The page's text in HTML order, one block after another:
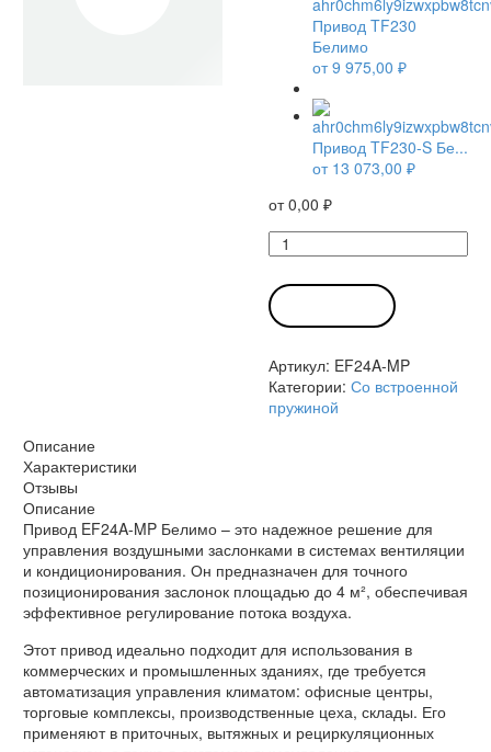
Привод TF230
Белимо
от9 975,00 ₽
Привод TF230-S Бе...
от 13 073,00 ₽
от0,00 ₽
Количество
товара
Привод
EF24A-
MP
Артикул: EF24A-MP
Категории: Со встроенной
пружиной
Описание
Характеристики
Отзывы
Описание
Привод EF24A-MP Белимо – это надежное решение для
управления воздушными заслонками в системах вентиляции
и кондиционирования. Он предназначен для точного
позиционирования заслонок площадью до 4 м², обеспечивая
эффективное регулирование потока воздуха.
Этот привод идеально подходит для использования в
коммерческих и промышленных зданиях, где требуется
автоматизация управления климатом: офисные центры,
торговые комплексы, производственные цеха, склады. Его
применяют в приточных, вытяжных и рециркуляционных